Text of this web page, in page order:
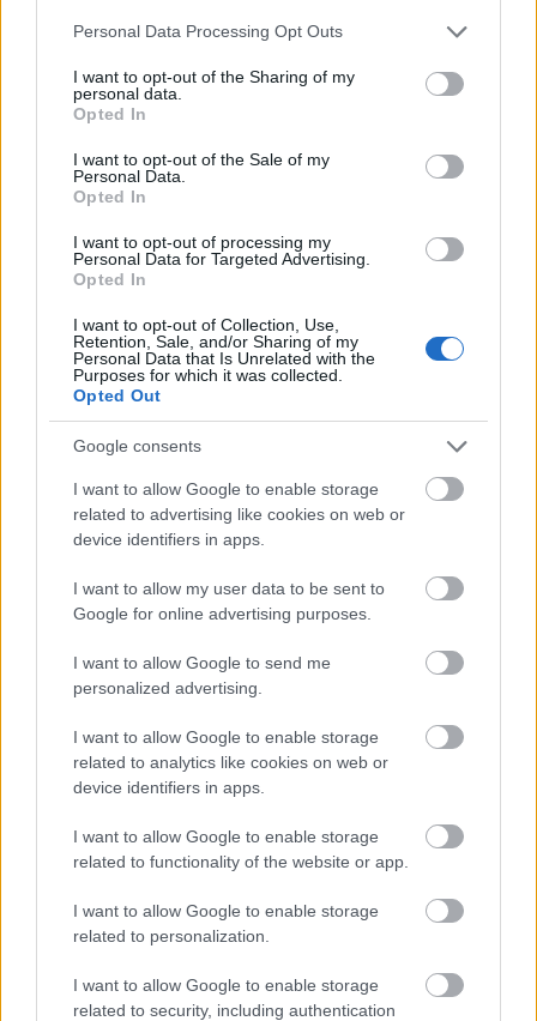
Please note that this website/app uses one or more Google
not limited to your visit or usage behaviour. You may click to
grant or deny consent to Google and its third-party tags to
use your data for below specified purposes in below Google
consent section.
Personal Data Processing Opt Outs
I want to opt-out of the Sharing of my
personal data.
Opted In
I want to opt-out of the Sale of my
Personal Data.
Opted In
I want to opt-out of processing my
Personal Data for Targeted Advertising.
Opted In
I want to opt-out of Collection, Use,
Retention, Sale, and/or Sharing of my
Personal Data that Is Unrelated with the
Purposes for which it was collected.
Opted Out
Google consents
I want to allow Google to enable storage
related to advertising like cookies on web or
device identifiers in apps.
I want to allow my user data to be sent to
Google for online advertising purposes.
I want to allow Google to send me
personalized advertising.
I want to allow Google to enable storage
related to analytics like cookies on web or
device identifiers in apps.
I want to allow Google to enable storage
related to functionality of the website or app.
I want to allow Google to enable storage
related to personalization.
I want to allow Google to enable storage
related to security, including authentication
A formatervező diák elsősorban saját
idősebbek is vásároltak nála. A gallér szóból jött
Gavallért a mindennapos viselet mellett azóta síelés
közben is kipróbálták és úgy tudjuk bevált.
Bringabarát diáktüntetőknek kifejezetten ajánlani
tudjuk:)